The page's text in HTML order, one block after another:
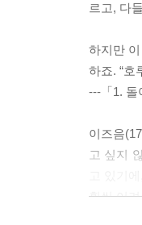
르고, 다
하지만
하죠. “호
---「1. 돌
이즈음
고 싶지
훨씬 어